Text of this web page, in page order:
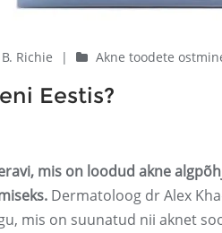
Richie | Akne toodete
Eestis?
mis on loodud akne
Dermatoloog dr Alex
mis on suunatud nii aknet